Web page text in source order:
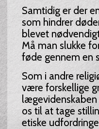
Samtidig er der
som hindrer
blevet
Må man slukke
føde gennem en
Som i andre
være forskellige
os til at tage
etiske